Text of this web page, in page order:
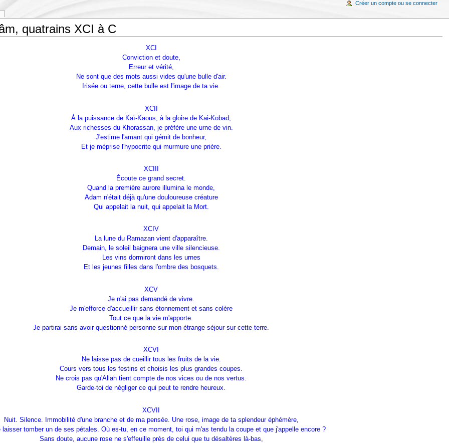
quatrains XCI à C
XCI
Conviction et doute,
Erreur et vérité,
Ne sont que des mots aussi vides qu'une bulle d'air.
Irisée ou terne, cette bulle est l'image de ta vie.
XCII
À la puissance de Kaï-Kaous, à la gloire de Kai-Kobad,
Aux richesses du Khorassan, je préfère une urne de vin.
J'estime l'amant qui gémit de bonheur,
Et je méprise l'hypocrite qui murmure une prière.
XCIII
Écoute ce grand secret.
Quand la première aurore illumina le monde,
Adam n'était déjà qu'une douloureuse créature
Qui appelait la nuit, qui appelait la Mort.
XCIV
La lune du Ramazan vient d'apparaître.
Demain, le soleil baignera une ville silencieuse.
Les vins dormiront dans les urnes
Et les jeunes filles dans l'ombre des bosquets.
XCV
Je n'ai pas demandé de vivre.
Je m'efforce d'accueillir sans étonnement et sans colère
Tout ce que la vie m'apporte.
Je partirai sans avoir questionné personne sur mon étrange séjour sur cette terre.
XCVI
Ne laisse pas de cueillir tous les fruits de la vie.
Cours vers tous les festins et choisis les plus grandes coupes.
Ne crois pas qu'Allah tient compte de nos vices ou de nos vertus.
Garde-toi de négliger ce qui peut te rendre heureux.
XCVII
Nuit. Silence. Immobilité d'une branche et de ma pensée. Une rose, image de ta splendeur éphémère,
laisser tomber un de ses pétales. Où es-tu, en ce moment, toi qui m'as tendu la coupe et que j'appelle encore ?
Sans doute, aucune rose ne s'effeuille près de celui que tu désaltères là-bas,
Créer un compte ou se connecter